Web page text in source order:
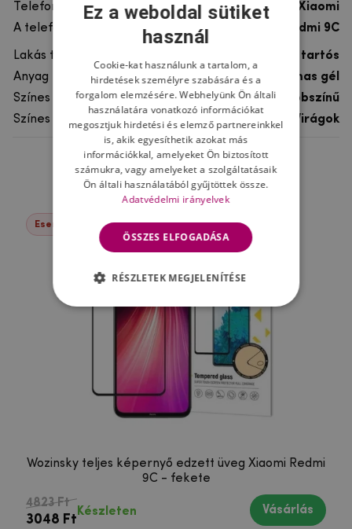
Telefon márka
Xiaomi
A telefonmodellhez
Xiaomi Redmi 9C
Lakás típusa
Gél, Ultra tartós
Anyag
rugalmas gél
Színes
többszínű
Színes motívum
Virágok
Ne felejtsd el
Események -37%
Wozinsky teljes képernyő edzett üveg Xiaomi Redmi
9C - fekete
4823 Ft
3048 Ft
Készleten Vásárlás
Ez a weboldal sütiket
használ
Cookie-kat használunk a tartalom, a
hirdetések személyre szabására és a
forgalom elemzésére. Webhelyünk Ön általi
használatára vonatkozó információkat
megosztjuk hirdetési és elemző partnereinkkel
is, akik egyesíthetik azokat más
információkkal, amelyeket Ön biztosított
számukra, vagy amelyeket a szolgáltatásaik
Ön általi használatából gyűjtöttek össze.
Adatvédelmi irányelvek
ÖSSZES ELFOGADÁSA
RÉSZLETEK MEGJELENÍTÉSE